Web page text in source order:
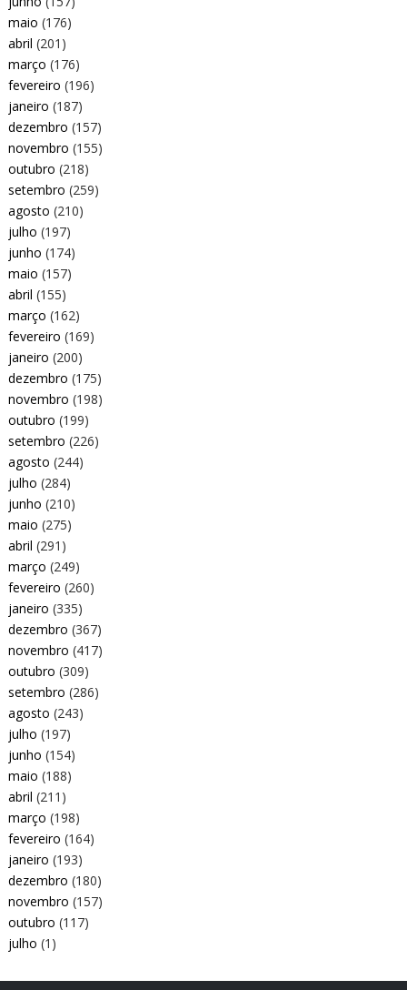
maio (176)
abril (201)
março (176)
fevereiro (196)
janeiro (187)
dezembro (157)
novembro (155)
outubro (218)
setembro (259)
agosto (210)
julho (197)
junho (174)
maio (157)
abril (155)
março (162)
fevereiro (169)
janeiro (200)
dezembro (175)
novembro (198)
outubro (199)
setembro (226)
agosto (244)
julho (284)
junho (210)
maio (275)
abril (291)
março (249)
fevereiro (260)
janeiro (335)
dezembro (367)
novembro (417)
outubro (309)
setembro (286)
agosto (243)
julho (197)
junho (154)
maio (188)
abril (211)
março (198)
fevereiro (164)
janeiro (193)
dezembro (180)
novembro (157)
outubro (117)
julho (1)